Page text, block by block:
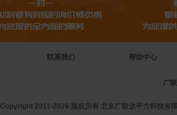
联系我们 帮助中心
广
Copyright 2011-2026 版权所有 北京广联达平方科技有